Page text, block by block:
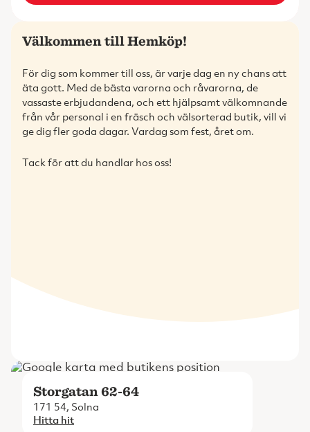
Välkommen till Hemköp!
För dig som kommer till oss, är varje dag en ny chans att
äta gott. Med de bästa varorna och råvarorna, de
vassaste erbjudandena, och ett hjälpsamt välkomnande
från vår personal i en fräsch och välsorterad butik, vill vi
ge dig fler goda dagar. Vardag som fest, året om.
Tack för att du handlar hos oss!
Storgatan 62-64
171 54, Solna
Hitta hit